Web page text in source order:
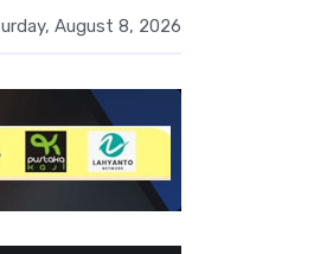
Stabilitas Rupiah Jadi Prioritas
August 8, 2026